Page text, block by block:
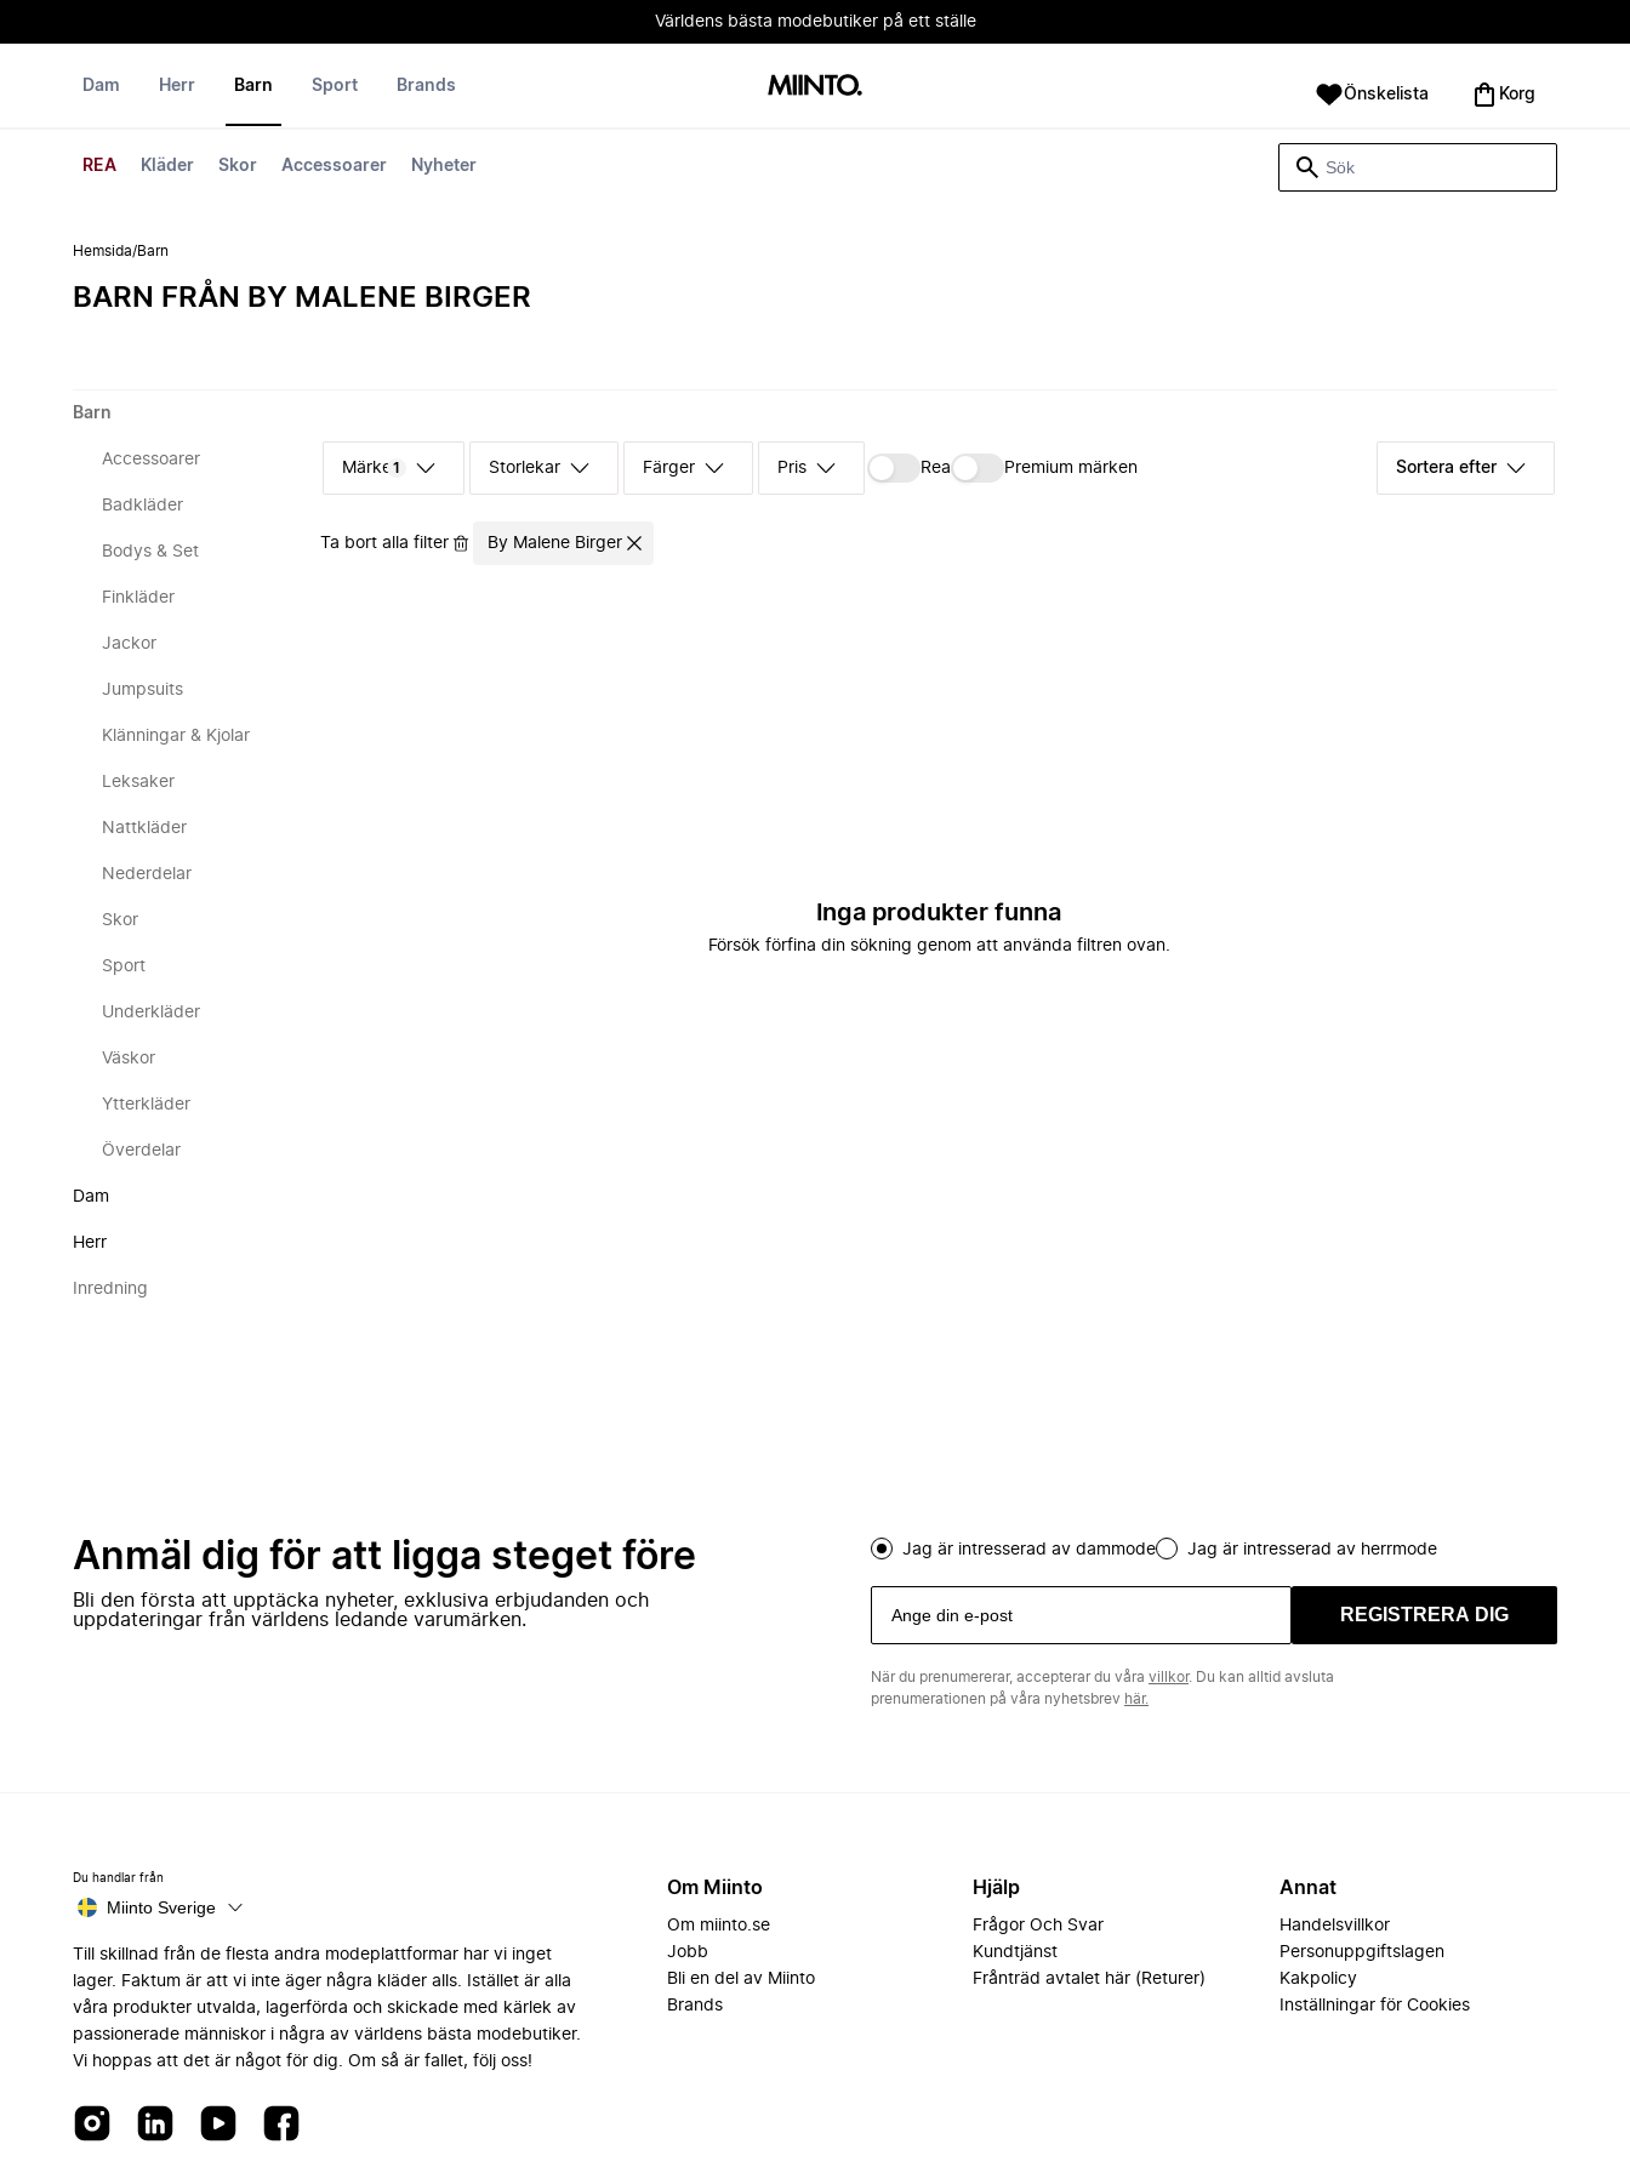
Världens bästa modebutiker på ett ställe
Dam Herr Barn
REA Kläder Skor Accessoarer Nyheter
Sport Brands Önskelista Korg
Hemsida/Barn
BARN FRÅN BY MALENE BIRGER
Barn
Accessoarer
Badkläder
Bodys & Set
Finkläder
Jackor
Jumpsuits
Klänningar & Kjolar
Leksaker
Nattkläder
Nederdelar
Skor
Sport
Underkläder
Väskor
Ytterkläder
Överdelar
Dam
Herr
Inredning
Märke 1 Storlekar Färger Pris Rea Premium märken Sortera efter
Ta bort alla filter By Malene Birger
Inga produkter funna
Försök förfina din sökning genom att använda filtren ovan.
Anmäl dig för att ligga steget före
Bli den första att upptäcka nyheter, exklusiva erbjudanden och
uppdateringar från världens ledande varumärken.
Jag är intresserad av dammode Jag är intresserad av herrmode
REGISTRERA DIG
När du prenumererar, accepterar du våra villkor. Du kan alltid avsluta
prenumerationen på våra nyhetsbrev här.
Du handlar från
Miinto Sverige
Till skillnad från de flesta andra modeplattformar har vi inget
lager. Faktum är att vi inte äger några kläder alls. Istället är alla
våra produkter utvalda, lagerförda och skickade med kärlek av
passionerade människor i några av världens bästa modebutiker.
Vi hoppas att det är något för dig. Om så är fallet, följ oss!
Om Miinto
Om miinto.se
Jobb
Bli en del av Miinto
Brands
Hjälp
Frågor Och Svar
Kundtjänst
Frånträd avtalet här (Returer)
Annat
Handelsvillkor
Personuppgiftslagen
Kakpolicy
Inställningar för Cookies